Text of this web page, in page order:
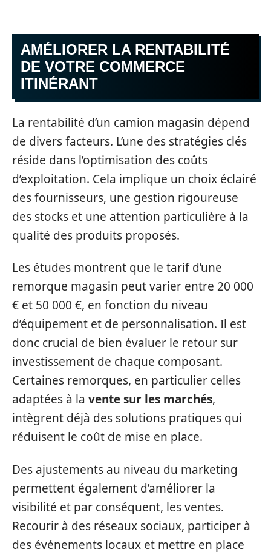
AMÉLIORER LA RENTABILITÉ
DE VOTRE COMMERCE
ITINÉRANT
La rentabilité d’un camion magasin dépend
de divers facteurs. L’une des stratégies clés
réside dans l’optimisation des coûts
d’exploitation. Cela implique un choix éclairé
des fournisseurs, une gestion rigoureuse
des stocks et une attention particulière à la
qualité des produits proposés.
Les études montrent que le tarif d’une
remorque magasin peut varier entre 20 000
€ et 50 000 €, en fonction du niveau
d’équipement et de personnalisation. Il est
donc crucial de bien évaluer le retour sur
investissement de chaque composant.
Certaines remorques, en particulier celles
adaptées à la vente sur les marchés,
intègrent déjà des solutions pratiques qui
réduisent le coût de mise en place.
Des ajustements au niveau du marketing
permettent également d’améliorer la
visibilité et par conséquent, les ventes.
Recourir à des réseaux sociaux, participer à
des événements locaux et mettre en place